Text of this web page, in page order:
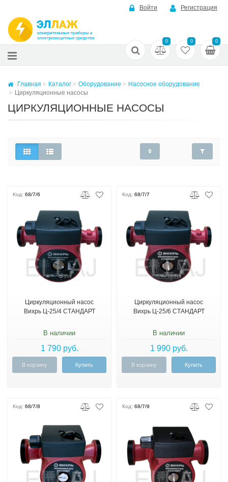
Войти Регистрация
0 0 0
Главная Каталог Оборудование
Насосное оборудование
Циркуляционные насосы
ЦИРКУЛЯЦИОННЫЕ НАСОСЫ
Код: 68/7/6
Циркуляционный насос
Вихрь Ц-25/4 СТАНДАРТ
В наличии
1 790 руб.
В корзину Купить
Код: 68/7/7
Циркуляционный насос
Вихрь Ц-25/6 СТАНДАРТ
В наличии
1 990 руб.
В корзину Купить
Код: 68/7/8 Код: 68/7/9